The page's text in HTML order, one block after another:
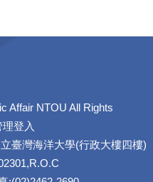
Affair NTOU All Rights
理登入
臺灣海洋大學(行政大樓四樓)